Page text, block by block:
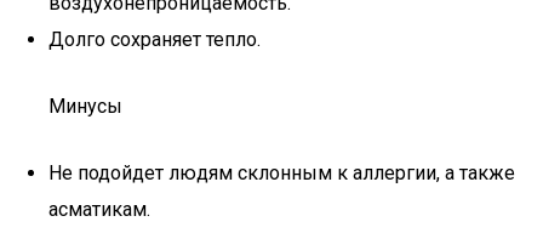
Долго сохраняет тепло.
Минусы
Не подойдет людям склонным к аллергии, а также
асматикам.